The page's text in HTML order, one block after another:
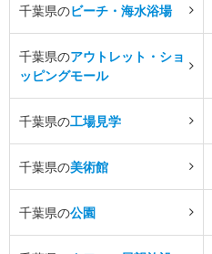
千葉県のビーチ・海水浴場
千葉県のアウトレット・ショ
ッピングモール
千葉県の工場見学
千葉県の美術館
千葉県の公園